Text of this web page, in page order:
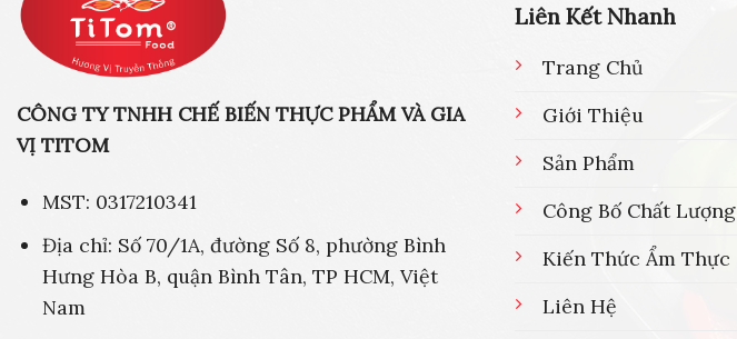
CÔNG TY TNHH CHẾ BIẾN THỰC PHẨM VÀ GIA
VỊ TITOM
MST: 0317210341
Địa chỉ: Số 70/1A, đường Số 8, phường Bình
Hưng Hòa B, quận Bình Tân, TP HCM, Việt
Nam
Liên Kết Nhanh
Trang Chủ
Giới Thiệu
Sản Phẩm
Công Bố Chất Lượng
Kiến Thức Ẩm Thực
Liên Hệ